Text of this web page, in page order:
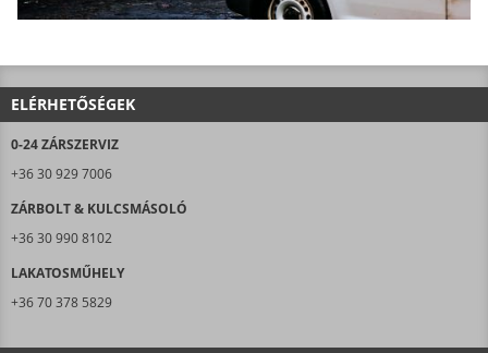
ELÉRHETŐSÉGEK
0-24 ZÁRSZERVIZ
+36 30 929 7006
ZÁRBOLT & KULCSMÁSOLÓ
+36 30 990 8102
LAKATOSMŰHELY
+36 70 378 5829